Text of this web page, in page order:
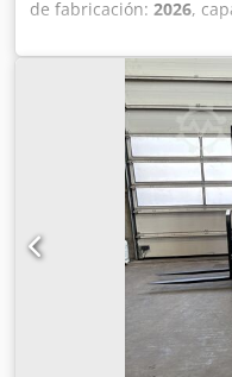
de fabricación: 2026,
de carga:600 mm, tipo
triple, altura de
de la horquilla:2.400
12.00-20 100%
12.00-20 100%, peso
, 5218640
FDC0H-5107-00494